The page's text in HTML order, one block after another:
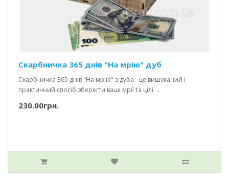
Скарбничка 365 днів "На мрію" дуб
Скарбничка 365 днів "На мрію" з дуба - це вишуканий і
практичний спосіб зберегти ваші мрії та цілі. ..
230.00грн.